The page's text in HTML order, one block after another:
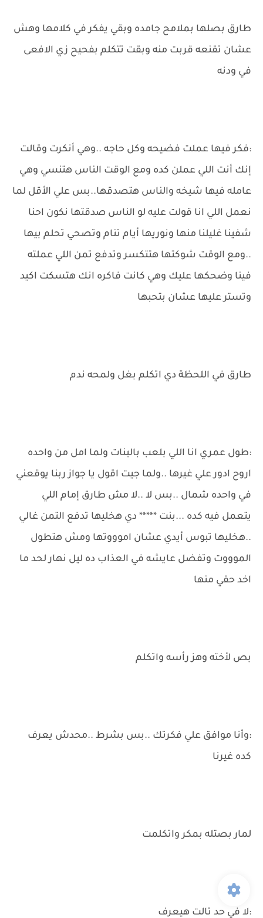
طارق بصلها بملامح جامده وبقي يفكر في كلامها وهش
عشان تقنعه قربت منه وبقت تتكلم بفحيح زي الافعى
في ودنه
:فكر فيها عملت فضيحه وكل حاجه ..وهي أنكرت وقالت
إنك أنت اللي عملن كده ومع الوقت الناس هتنسي وهي
عامله فيها شيخه والناس هتصدقها..بس علي الأقل لما
نعمل اللي انا قولت عليه لو الناس صدقتها نكون احنا
شفينا غليلنا منها ونوريها أيام تنام وتصحي تحلم بيها
..ومع الوقت شوكتها هتتكسر وتدفع تمن اللي عملته
فينا وضحكها عليك وهي كانت فاكره انك هتسكت اكيد
وتستر عليها عشان بتحبها
طارق في اللحظة دي اتكلم بغل ولمحه ندم
:طول عمري انا اللي بلعب بالبنات ولما امل من واحده
اروح ادور علي غيرها ..ولما جيت اقول يا جواز ربنا يوقعني
في واحده شمال ..بس لا ..لا مش طارق إمام اللي
يتعمل فيه كده ...بنت ***** دي هخليها تدفع التمن غالي
..هخليها تبوس أيدي عشان اموووتها ومش هتطول
الموووت وتفضل عايشه في العذاب ده ليل نهار لحد ما
اخد حقي منها
بص لأخته وهز رأسه واتكلم
:وأنا موافق علي فكرتك ..بس بشرط ..محدش يعرف
كده غيرنا
لمار بصتله بمكر واتكلمت
:لا في حد تالت هيعرف